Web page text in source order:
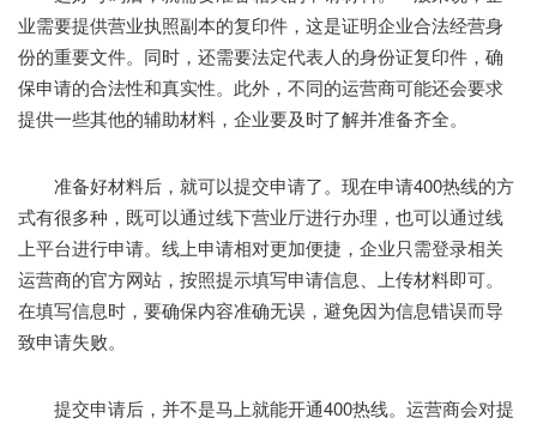
业需要提供营业执照副本的复印件，这是证明企业合法经营身
份的重要文件。同时，还需要法定代表人的身份证复印件，确
保申请的合法性和真实性。此外，不同的运营商可能还会要求
提供一些其他的辅助材料，企业要及时了解并准备齐全。
准备好材料后，就可以提交申请了。现在申请400热线的方
式有很多种，既可以通过线下营业厅进行办理，也可以通过线
上平台进行申请。线上申请相对更加便捷，企业只需登录相关
运营商的官方网站，按照提示填写申请信息、上传材料即可。
在填写信息时，要确保内容准确无误，避免因为信息错误而导
致申请失败。
提交申请后，并不是马上就能开通400热线。运营商会对提